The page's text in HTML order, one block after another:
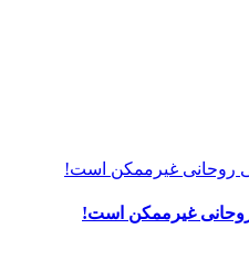
غیرممکن است‌!